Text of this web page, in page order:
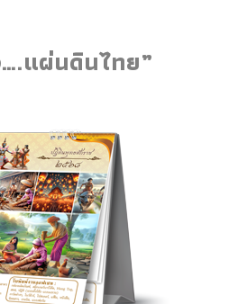
แผ่นดินไทย”